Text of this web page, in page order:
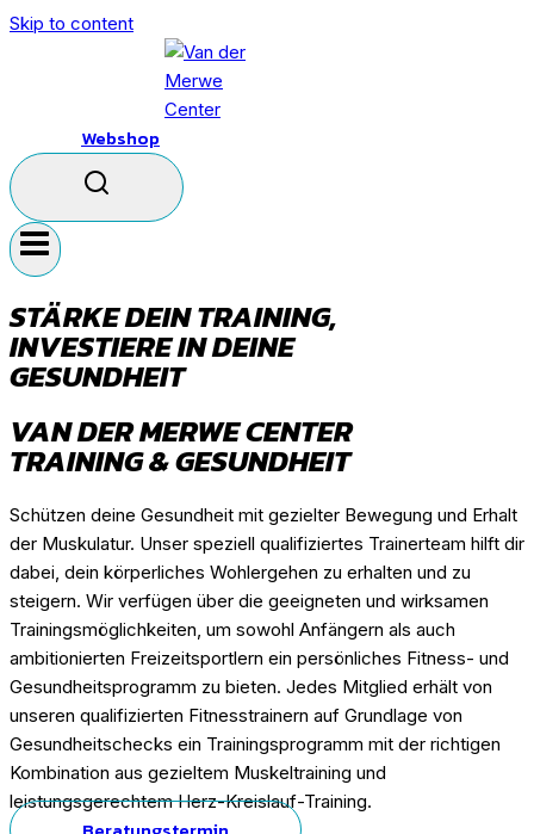
Skip to content
Webshop
STÄRKE DEIN TRAINING,
INVESTIERE IN DEINE
GESUNDHEIT
VAN DER MERWE CENTER
TRAINING & GESUNDHEIT
Schützen deine Gesundheit mit gezielter Bewegung und Erhalt
der Muskulatur. Unser speziell qualifiziertes Trainerteam hilft dir
dabei, dein körperliches Wohlergehen zu erhalten und zu
steigern. Wir verfügen über die geeigneten und wirksamen
Trainingsmöglichkeiten, um sowohl Anfängern als auch
ambitionierten Freizeitsportlern ein persönliches Fitness- und
Gesundheitsprogramm zu bieten. Jedes Mitglied erhält von
unseren qualifizierten Fitnesstrainern auf Grundlage von
Gesundheitschecks ein Trainingsprogramm mit der richtigen
Kombination aus gezieltem Muskeltraining und
leistungsgerechtem Herz-Kreislauf-Training.